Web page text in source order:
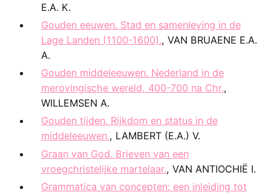
E.A. K.
Gouden eeuwen. Stad en samenleving in de
Lage Landen (1100-1600)., VAN BRUAENE E.A.
A.
Gouden middeleeuwen. Nederland in de
merovingische wereld, 400-700 na Chr.,
WILLEMSEN A.
Gouden tijden. Rijkdom en status in de
middeleeuwen., LAMBERT (E.A.) V.
Graan van God. Brieven van een
vroegchristelijke martelaar., VAN ANTIOCHIË I.
Grammatica van concepten: een inleiding tot